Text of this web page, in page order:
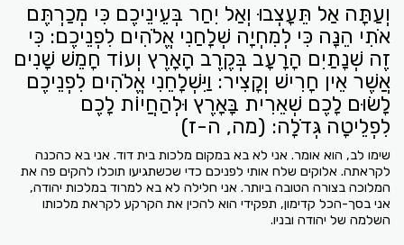
וְעַתָּה אַל תֵּעָצְבוּ וְאַל יִחַר בְּעֵינֵיכֶם כִּי מְכַרְתֶּם
אֹתִי הֵנָּה כִּי לְמִחְיָה שְׁלָחַנִי אֱלֹהִים לִפְנֵיכֶם: כִּי
זֶה שְׁנָתַיִם הָרָעָב בְּקֶרֶב הָאָרֶץ וְעוֹד חָמֵשׁ שָׁנִים
אֲשֶׁר אֵין חָרִישׁ וְקָצִיר: וַיִּשְׁלָחֵנִי אֱלֹהִים לִפְנֵיכֶם
לָשׂוּם לָכֶם שְׁאֵרִית בָּאָרֶץ וּלְהַחֲיוֹת לָכֶם
לִפְלֵיטָה גְּדֹלָה: (מה, ה-ז)
שימו לב, הוא אומר. אני לא בא במקום מלכות בית דוד. אני בא כהכנה
לקראתה. אלוקים שלח אותי לפניכם כדי שכשתגיעו תוכלו להקים פה את
המלוכה בצורה הטובה ביותר. אני חלילה לא בא למרוד במלכות יהודה,
אני בסך-הכל קדימון, תפקידי הוא להכין את הקרקע לקראת מלכותו
השלמה של יהודה ובניו.